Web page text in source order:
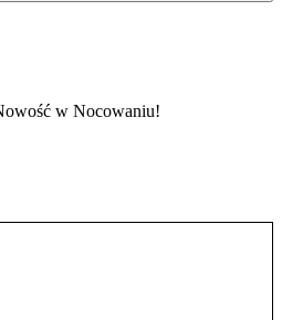
w Nocowaniu!